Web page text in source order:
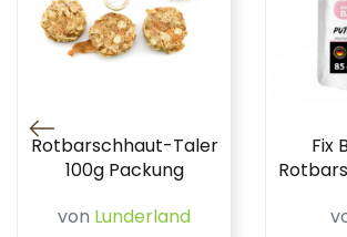
Rotbarschhaut-Taler
100g Packung
von Lunderland
Fix